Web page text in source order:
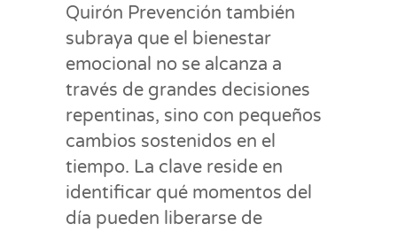
Quirón Prevención también
subraya que el bienestar
emocional no se alcanza a
través de grandes decisiones
repentinas, sino con pequeños
cambios sostenidos en el
tiempo. La clave reside en
identificar qué momentos del
día pueden liberarse de